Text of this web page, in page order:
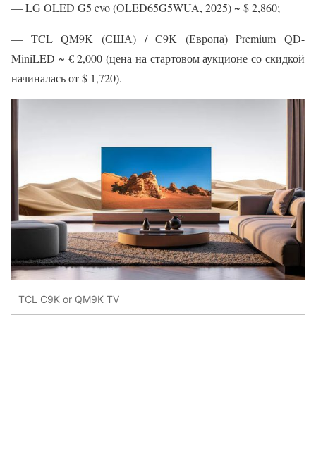
— LG OLED G5 evo (OLED65G5WUA, 2025) ~ $ 2,860;
— TCL QM9K (США) / C9K (Европа) Premium QD-
MiniLED ~ € 2,000 (цена на стартовом аукционе со скидкой
начиналась от $ 1,720).
TCL C9K or QM9K TV